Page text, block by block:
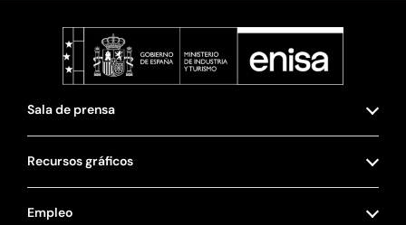
Sala de prensa
Recursos gráficos
Empleo